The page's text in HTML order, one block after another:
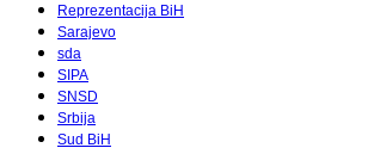
Reprezentacija BiH
Sarajevo
sda
SIPA
SNSD
Srbija
Sud BiH